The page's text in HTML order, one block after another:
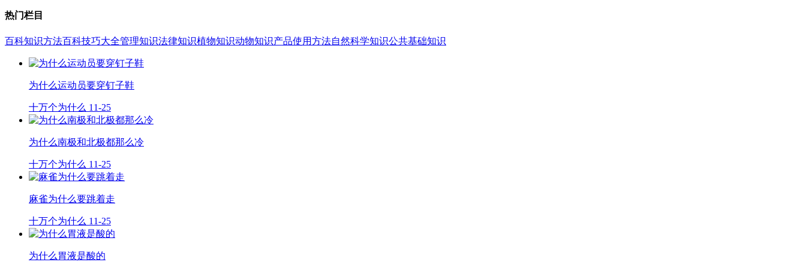
热门栏目
百科知识方法百科技巧大全管理知识法律知识植物知识动物知识产品使用方法自然科学知识公共基础知识
为什么运动员要穿钉子鞋
十万个为什么 11-25
为什么南极和北极都那么冷
十万个为什么 11-25
麻雀为什么要跳着走
十万个为什么 11-25
为什么胃液是酸的